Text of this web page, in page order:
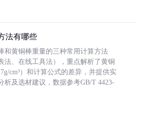
法有哪些
和黄铜棒重量的三种常用计算方法
法、在线工具法），重点解析了黄铜
cm³）和计算公式的差异，并提供实
析及选材建议，数据参考GB/T 4423-